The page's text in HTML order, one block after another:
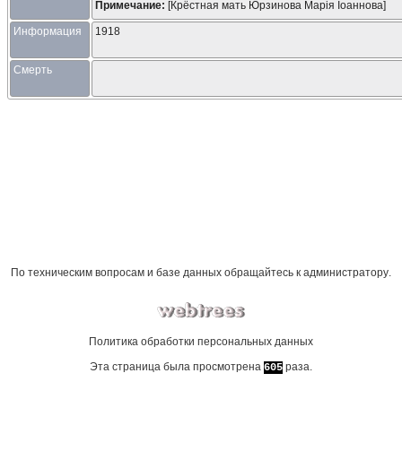
Примечание: [Крёстная мать Юрзинова Марія Іоаннова]
Информация 1918
Смерть
По техническим вопросам и базе данных обращайтесь к администратору.
Политика обработки персональных данных
Эта страница была просмотрена 605 раза.